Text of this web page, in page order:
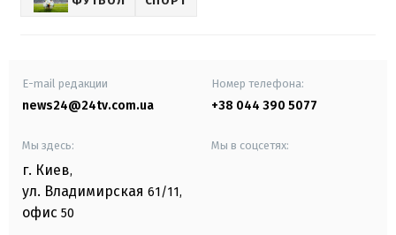
E-mail редакции
news24@24tv.com.ua
Номер телефона:
+38 044 390 5077
Мы здесь:
г. Киев,
ул. Владимирская 61/11,
офис 50
Мы в соцсетях: